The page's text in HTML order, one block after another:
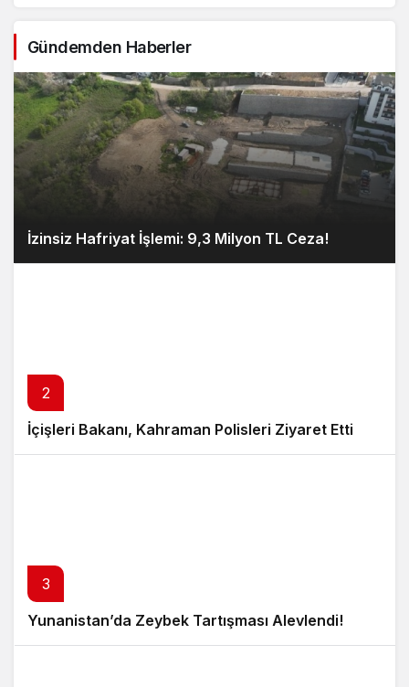
Gündemden Haberler
İzinsiz Hafriyat İşlemi: 9,3 Milyon TL Ceza!
2
İçişleri Bakanı, Kahraman Polisleri Ziyaret Etti
3
Yunanistan’da Zeybek Tartışması Alevlendi!